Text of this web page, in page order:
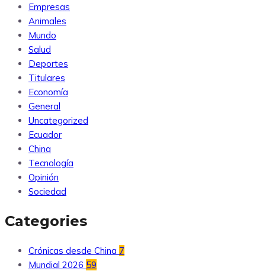
Empresas
Animales
Mundo
Salud
Deportes
Titulares
Economía
General
Uncategorized
Ecuador
China
Tecnología
Opinión
Sociedad
Categories
Crónicas desde China 7
Mundial 2026 59